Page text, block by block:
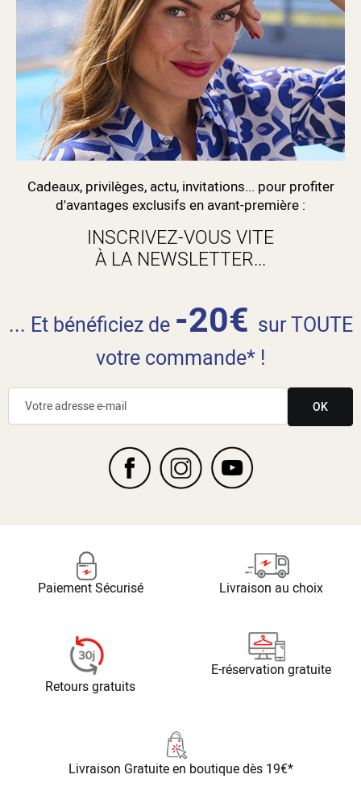
Cadeaux, privilèges, actu, invitations... pour profiter
d'avantages exclusifs en avant-première :
INSCRIVEZ-VOUS VITE
À LA NEWSLETTER...
... Et bénéficiez de -20€ sur TOUTE
votre commande* !
OK
Paiement Sécurisé Livraison au choix
Retours gratuits
E-réservation gratuite
Livraison Gratuiteen boutique dès 19€*